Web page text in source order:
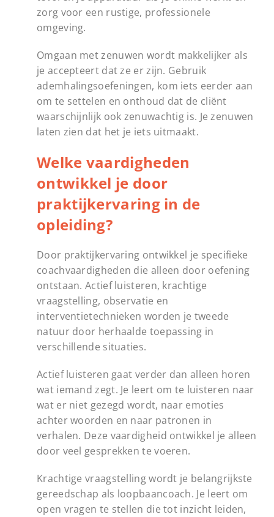
zorg voor een rustige, professionele
omgeving.
Omgaan met zenuwen wordt makkelijker als
je accepteert dat ze er zijn. Gebruik
ademhalingsoefeningen, kom iets eerder aan
om te settelen en onthoud dat de cliënt
waarschijnlijk ook zenuwachtig is. Je zenuwen
laten zien dat het je iets uitmaakt.
Welke vaardigheden
ontwikkel je door
praktijkervaring in de
opleiding?
Door praktijkervaring ontwikkel je specifieke
coachvaardigheden die alleen door oefening
ontstaan. Actief luisteren, krachtige
vraagstelling, observatie en
interventietechnieken worden je tweede
natuur door herhaalde toepassing in
verschillende situaties.
Actief luisteren gaat verder dan alleen horen
wat iemand zegt. Je leert om te luisteren naar
wat er niet gezegd wordt, naar emoties
achter woorden en naar patronen in
verhalen. Deze vaardigheid ontwikkel je alleen
door veel gesprekken te voeren.
Krachtige vraagstelling wordt je belangrijkste
gereedschap als loopbaancoach. Je leert om
open vragen te stellen die tot inzicht leiden,